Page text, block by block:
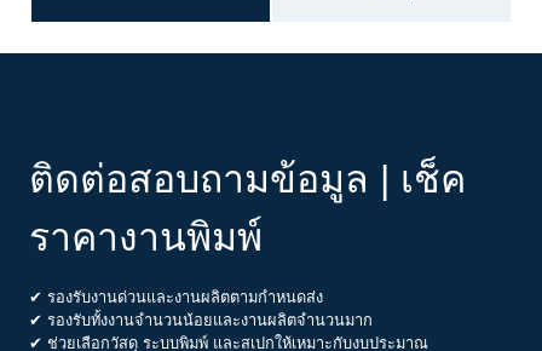
ติดต่อสอบถามข้อมูล | เช็ค
ราคางานพิมพ์
✔ รองรับงานด่วนและงานผลิตตามกำหนดส่ง
✔ รองรับทั้งงานจำนวนน้อยและงานผลิตจำนวนมาก
✔ ช่วยเลือกวัสดุ ระบบพิมพ์ และสเปกให้เหมาะกับงบประมาณ